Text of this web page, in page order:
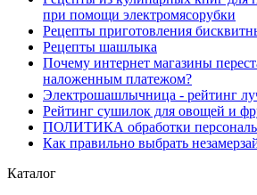
при помощи электромясорубки
Рецепты приготовления
Рецепты шашлыка
Почему интернет магазины
наложенным платежом?
Электрошашлычница - рейтинг
Рейтинг сушилок для овощей и
ПОЛИТИКА обработки
Как правильно выбрать
Каталог